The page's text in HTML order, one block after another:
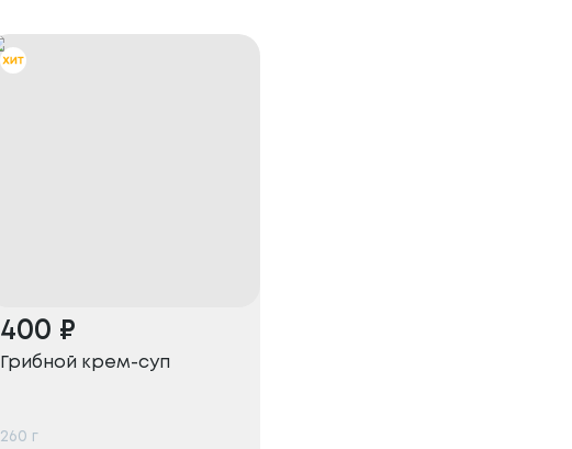
400 ₽
Грибной крем-суп
260 г